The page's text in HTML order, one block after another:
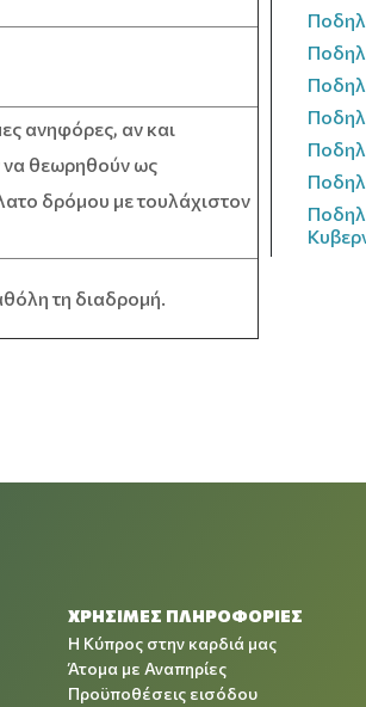
ανηφόρες, αν και
να θεωρηθούν ως
δρόμου με τουλάχιστον
τη διαδρομή.
ΧΡΉΣΙΜΕΣ ΠΛΗΡΟΦΟΡΊΕΣ
Η Κύπρος στην καρδιά μας
Άτομα με Αναπηρίες
Προϋποθέσεις εισόδου